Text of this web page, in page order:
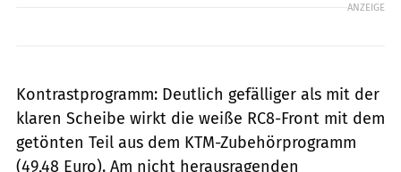
ANZEIGE
Kontrastprogramm: Deutlich gefälliger als mit der
klaren Scheibe wirkt die weiße RC8-Front mit dem
getönten Teil aus dem KTM-Zubehörprogramm
(49,48 Euro). Am nicht herausragenden